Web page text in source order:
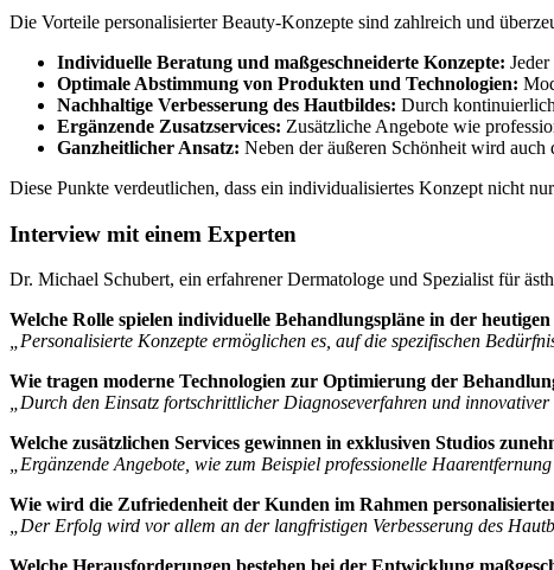
Die Vorteile personalisierter Beauty-Konzepte sind zahlreich und
Individuelle Beratung und maßgeschneiderte Konzepte:
Optimale Abstimmung von Produkten und Technologien:
Nachhaltige Verbesserung des Hautbildes: Durch
Ergänzende Zusatzservices: Zusätzliche Angebote wie
Ganzheitlicher Ansatz: Neben der äußeren Schönheit wird auch
Diese Punkte verdeutlichen, dass ein individualisiertes Konzept nicht
Interview mit einem Experten
Dr. Michael Schubert, ein erfahrener Dermatologe und Spezialist für
Welche Rolle spielen individuelle Behandlungspläne in der
„Personalisierte Konzepte ermöglichen es, auf die spezifischen
Wie tragen moderne Technologien zur Optimierung der
„Durch den Einsatz fortschrittlicher Diagnoseverfahren und
Welche zusätzlichen Services gewinnen in exklusiven Studios
„Ergänzende Angebote, wie zum Beispiel professionelle
Wie wird die Zufriedenheit der Kunden im Rahmen
„Der Erfolg wird vor allem an der langfristigen Verbesserung des